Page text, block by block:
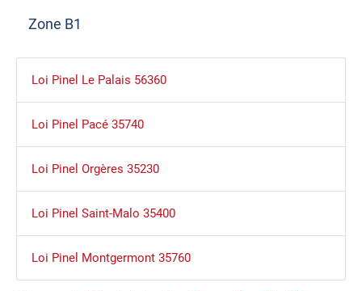
Zone B1
Loi Pinel Le Palais 56360
Loi Pinel Pacé 35740
Loi Pinel Orgères 35230
Loi Pinel Saint-Malo 35400
Loi Pinel Montgermont 35760